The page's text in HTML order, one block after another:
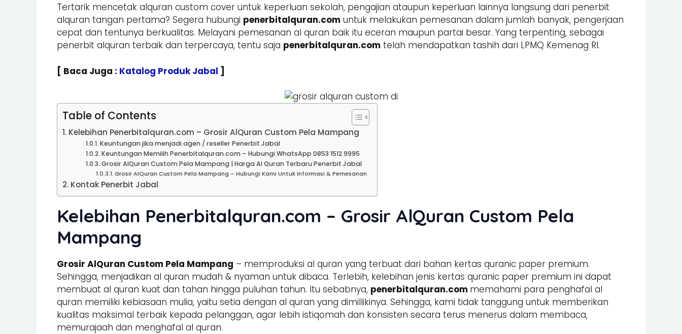
Tertarik mencetak alquran custom cover untuk keperluan sekolah, pengajian ataupun keperluan lainnya langsung dari penerbit
alquran tangan pertama? Segera hubungi penerbitalquran.com untuk melakukan pemesanan dalam jumlah banyak, pengerjaan
cepat dan tentunya berkualitas. Melayani pemesanan al quran baik itu eceran maupun partai besar. Yang terpenting, sebagai
penerbit alquran terbaik dan terpercaya, tentu saja penerbitalquran.com telah mendapatkan tashih dari LPMQ Kemenag RI.
[ Baca Juga : Katalog Produk Jabal ]
Table of Contents
Kelebihan Penerbitalquran.com – Grosir AlQuran Custom Pela Mampang
Keuntungan jika menjadi agen / reseller Penerbit Jabal
Keuntungan Memilih Penerbitalquran.com – Hubungi WhatsApp 0853 1512 9995
Grosir AlQuran Custom Pela Mampang | Harga Al Quran Terbaru Penerbit Jabal
Grosir AlQuran Custom Pela Mampang – Hubungi Kami Untuk Informasi & Pemesanan
Kontak Penerbit Jabal
Kelebihan Penerbitalquran.com – Grosir AlQuran Custom Pela
Mampang
Grosir AlQuran Custom Pela Mampang – memproduksi al quran yang terbuat dari bahan kertas quranic paper premium.
Sehingga, menjadikan al quran mudah & nyaman untuk dibaca. Terlebih, kelebihan jenis kertas quranic paper premium ini dapat
membuat al quran kuat dan tahan hingga puluhan tahun. Itu sebabnya, penerbitalquran.com memahami para penghafal al
quran memiliki kebiasaan mulia, yaitu setia dengan al quran yang dimillikinya. Sehingga, kami tidak tanggung untuk memberikan
kualitas maksimal terbaik kepada pelanggan, agar lebih istiqomah dan konsisten secara terus menerus dalam membaca,
memurajaah dan menghafal al quran.